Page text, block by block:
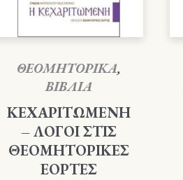
ΘΕΟΜΗΤΟΡΙΚΑ,
ΒΙΒΛΙΑ
ΚΕΧΑΡΙΤΩΜΕΝΗ
– ΛΟΓΟΙ ΣΤΙΣ
ΘΕΟΜΗΤΟΡΙΚΕΣ
ΕΟΡΤΕΣ